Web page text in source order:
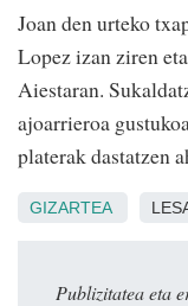
Joan den urteko
Lopez izan ziren
Aiestaran.
ajoarrieroa
platerak dastatzen
GIZARTEA
Publizitatea eta